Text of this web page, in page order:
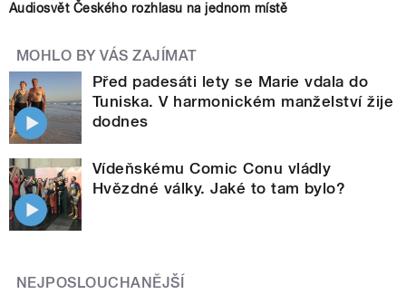
Audiosvět Českého rozhlasu na jednom místě
MOHLO BY VÁS ZAJÍMAT
Před padesáti lety se Marie vdala do
Tuniska. V harmonickém manželství žije
dodnes
Vídeňskému Comic Conu vládly
Hvězdné války. Jaké to tam bylo?
NEJPOSLOUCHANĚJŠÍ